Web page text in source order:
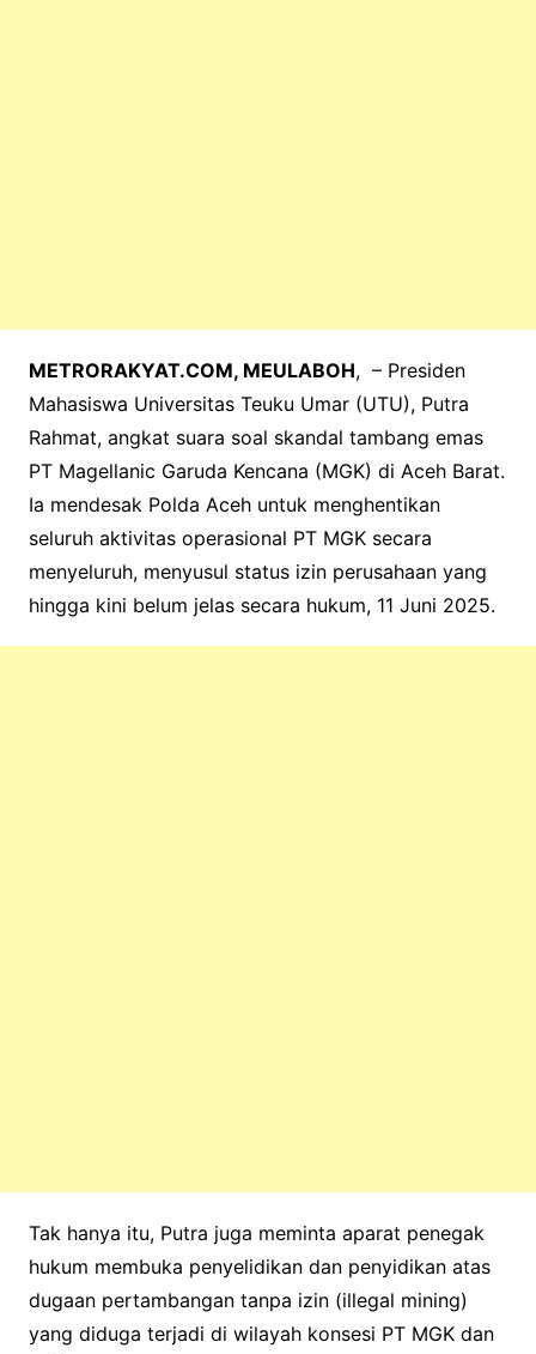
METRORAKYAT.COM, MEULABOH, – Presiden
Mahasiswa Universitas Teuku Umar (UTU), Putra
Rahmat, angkat suara soal skandal tambang emas
PT Magellanic Garuda Kencana (MGK) di Aceh Barat.
Ia mendesak Polda Aceh untuk menghentikan
seluruh aktivitas operasional PT MGK secara
menyeluruh, menyusul status izin perusahaan yang
hingga kini belum jelas secara hukum, 11 Juni 2025.
Tak hanya itu, Putra juga meminta aparat penegak
hukum membuka penyelidikan dan penyidikan atas
dugaan pertambangan tanpa izin (illegal mining)
yang diduga terjadi di wilayah konsesi PT MGK dan